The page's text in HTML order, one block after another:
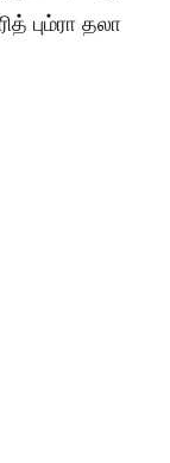
பும்ரா தலா